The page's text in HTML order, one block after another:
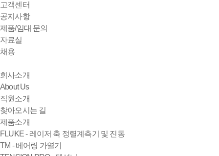
고객센터
공지사항
제품/임대 문의
자료실
채용
회사소개
About Us
직원소개
찾아오시는 길
제품소개
FLUKE - 레이저 축 정렬계측기 및 진동
TM - 베어링 가열기